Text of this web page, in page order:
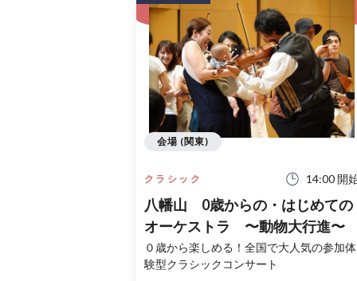
クラシック 14:00 開
八幡山 0歳からの・はじめての
オーケストラ 〜動物大行進〜
０歳から楽しめる！全国で大人気の参加体
験型クラシックコンサート
会場 (関東)